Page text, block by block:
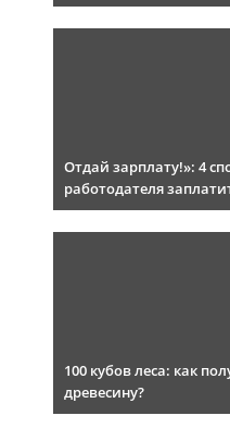
Отдай зарплату!»: 4
работодателя
100 кубов леса: как
древесину?